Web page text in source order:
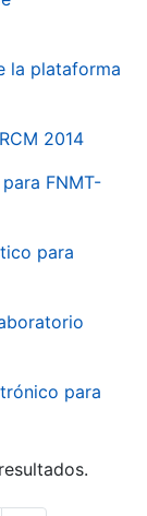
la plataforma
2014
FNMT-
para
para